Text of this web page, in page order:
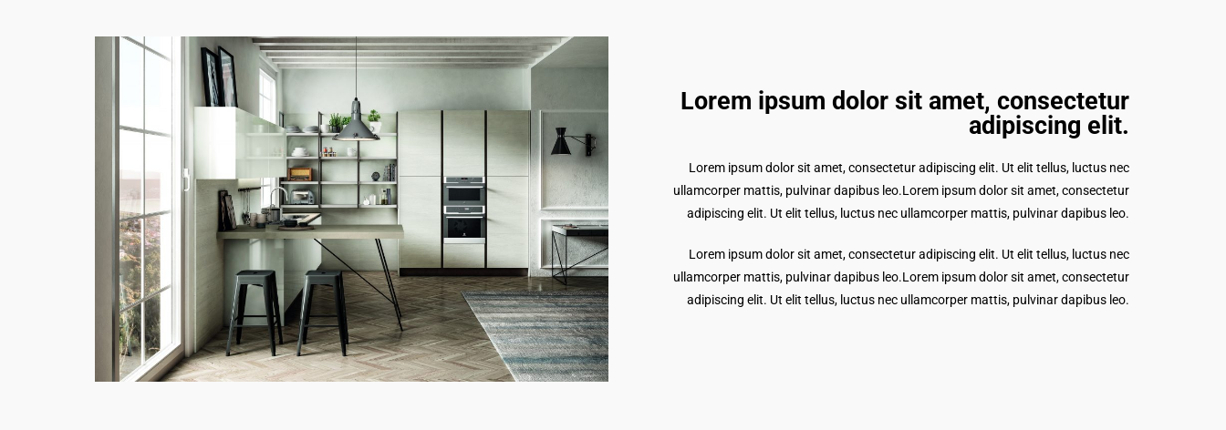
Lorem ipsum dolor sit amet, consectetur
adipiscing elit.​
Lorem ipsum dolor sit amet, consectetur adipiscing elit. Ut elit tellus, luctus nec
ullamcorper mattis, pulvinar dapibus leo.Lorem ipsum dolor sit amet, consectetur
adipiscing elit. Ut elit tellus, luctus nec ullamcorper mattis, pulvinar dapibus leo.
Lorem ipsum dolor sit amet, consectetur adipiscing elit. Ut elit tellus, luctus nec
ullamcorper mattis, pulvinar dapibus leo.Lorem ipsum dolor sit amet, consectetur
adipiscing elit. Ut elit tellus, luctus nec ullamcorper mattis, pulvinar dapibus leo.